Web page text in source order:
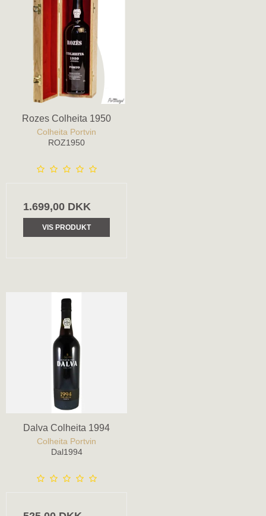
Rozes Colheita 1950
Colheita Portvin
ROZ1950
1.699,00 DKK
VIS PRODUKT
Dalva Colheita 1994
Colheita Portvin
Dal1994